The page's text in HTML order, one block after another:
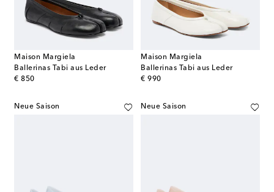
Maison Margiela
Ballerinas Tabi aus Leder
€ 850
original price
Maison Margiela
Ballerinas Tabi aus Leder
€ 990
original price
Neue Saison Neue Saison